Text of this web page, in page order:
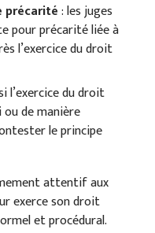
précarité: les juges
pour précarité liée à
l’exercice du droit
l’exercice du droit
de manière
le principe
attentif aux
exerce son droit
et procédural.